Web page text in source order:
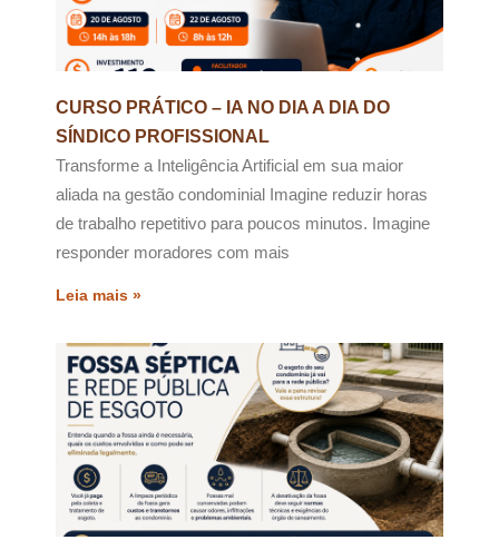
CURSO PRÁTICO – IA NO DIA A DIA DO
SÍNDICO PROFISSIONAL
Transforme a Inteligência Artificial em sua maior
aliada na gestão condominial Imagine reduzir horas
de trabalho repetitivo para poucos minutos. Imagine
responder moradores com mais
Leia mais »